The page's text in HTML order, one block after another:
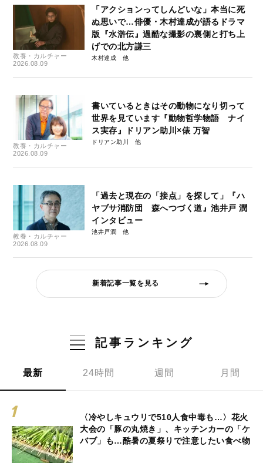
教養・カルチャー
2026.08.09
「アクションってしんどいな」本当に死
ぬ思いで…俳優・木村達成が語るドラマ
版『水滸伝』過酷な撮影の裏側と打ち上
げでの北方謙三
木村達成
教養・カルチャー
2026.08.09
書いているときはその動物になり切って
世界を見ています『動物哲学物語 ナイ
ス実存』ドリアン助川×俵 万智
ドリアン助川
教養・カルチャー
2026.08.09
「過去と現在の「接点」を探して」『ハ
ヤブサ消防団 森へつづく道』池井戸 潤
インタビュー
池井戸潤
新着記事一覧を見る
記事ランキング
最新 24時間 週間 月間
〈冷やしキュウリで510人食中毒も…〉花火
大会の「豚の丸焼き」、キッチンカーの「ケ
バブ」も…酷暑の夏祭りで注意したい食べ物